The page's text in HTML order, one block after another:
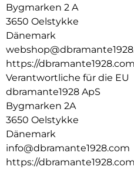
Bygmarken 2 A
3650 Oelstykke
Dänemark
https://dbramante1928.com
Verantwortliche für die EU
dbramante1928 ApS
Bygmarken 2A
3650 Oelstykke
Dänemark
info@dbramante1928.com
https://dbramante1928.com